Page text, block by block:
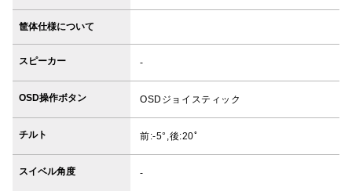
筐体仕様について
スピーカー -
OSD操作ボタン OSDジョイスティック
チルト 前:-5°,後:20ﾟ
スイベル角度 -